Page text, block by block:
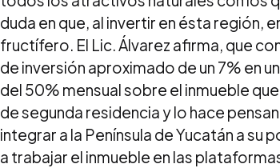
duda en que, al invertir en ésta región,
fructífero. El Lic. Álvarez afirma, que
de inversión aproximado de un 7% en
del 50% mensual sobre el inmueble
de segunda residencia y lo hace
integrar a la Península de Yucatán a
a trabajar el inmueble en las